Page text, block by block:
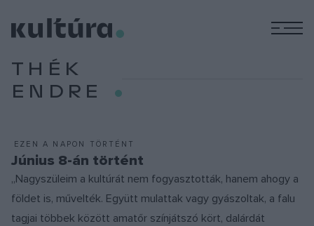
THÉK
ENDRE
EZEN A NAPON TÖRTÉNT
Június 8-án történt
„Nagyszüleim a kultúrát nem fogyasztották, hanem ahogy a
földet is, művelték. Együtt mulattak vagy gyászoltak, a falu
tagjai többek között amatőr színjátszó kört, dalárdát